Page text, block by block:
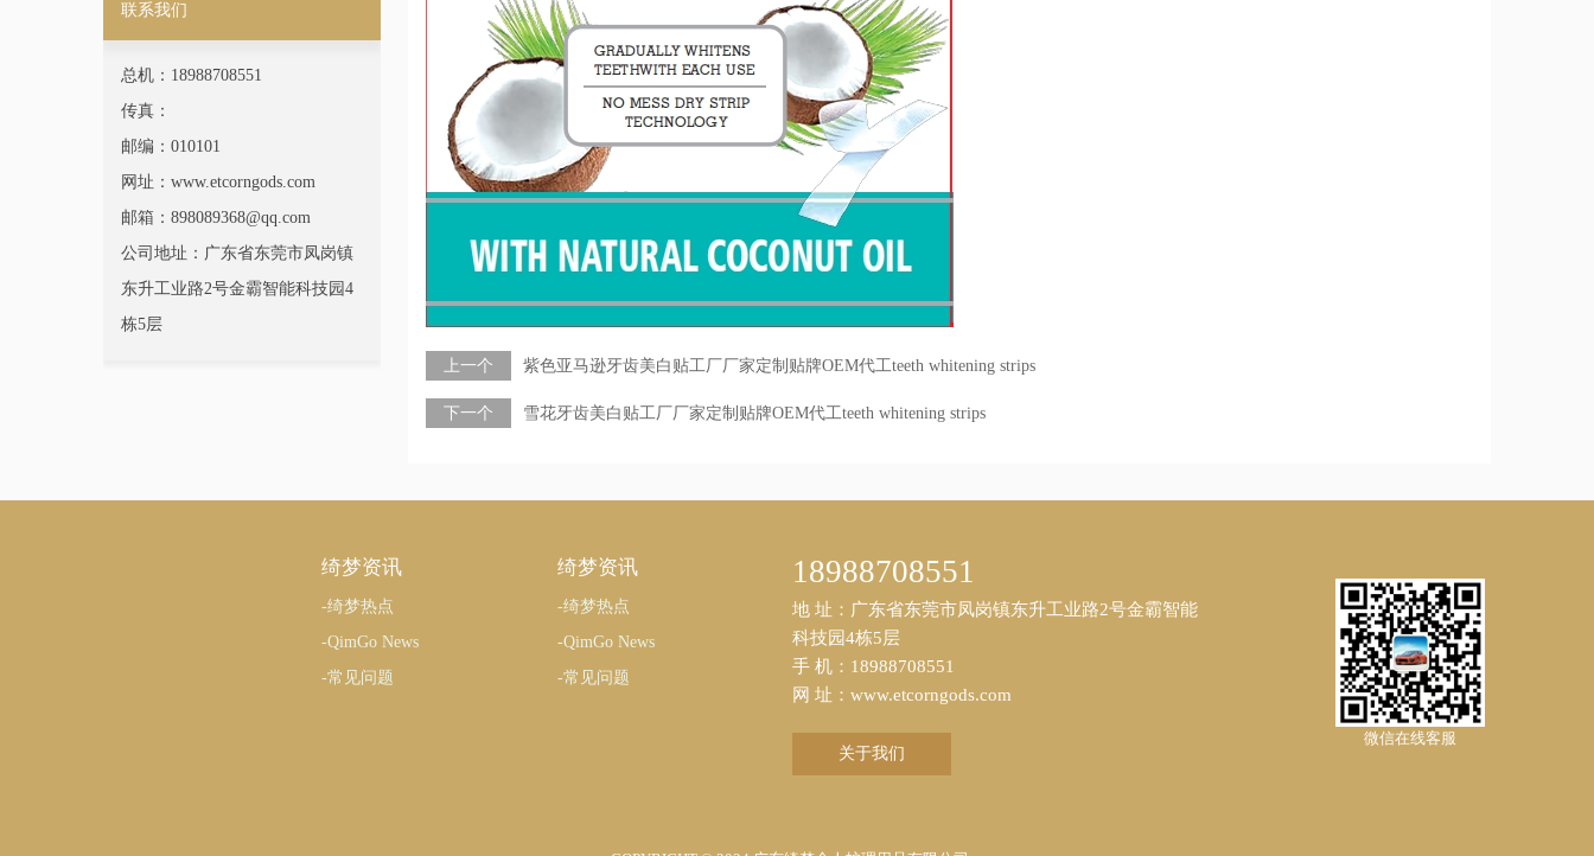
联系我们
总机：18988708551
传真：
邮编：010101
网址：www.etcorngods.com
邮箱：898089368@qq.com
公司地址：广东省东莞市凤岗镇
东升工业路2号金霸智能科技园4
栋5层
上一个 紫色亚马逊牙齿美白贴工厂厂家定制贴牌OEM代工teeth whitening strips
下一个 雪花牙齿美白贴工厂厂家定制贴牌OEM代工teeth whitening strips
绮梦资讯
-绮梦热点
-QimGo News
-常见问题
绮梦资讯
-绮梦热点
-QimGo News
-常见问题
18988708551
地 址：广东省东莞市凤岗镇东升工业路2号金霸智能
科技园4栋5层
手 机：18988708551
网 址：www.etcorngods.com
关于我们
微信在线客服